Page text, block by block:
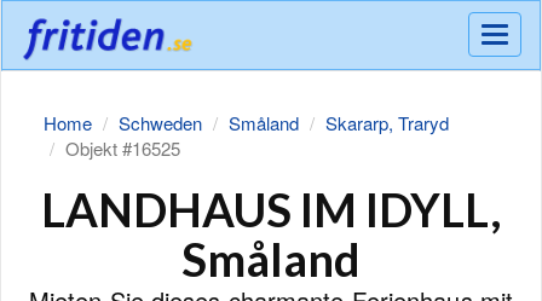
Meny
Home Schweden Småland
Skararp, Traryd
Objekt #16525
LANDHAUS IM IDYLL,
Småland